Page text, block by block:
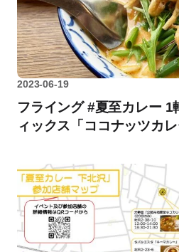
2023-06-19
フライング #夏至カレー 1
ィックス「ココナッツカレ